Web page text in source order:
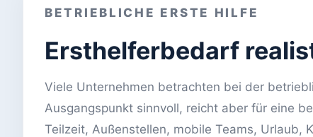
BETRIEBLICHE ERSTE HILFE
Ersthelferbedarf
Viele Unternehmen betrachten bei der
Ausgangspunkt sinnvoll, reicht aber für eine
Teilzeit, Außenstellen, mobile Teams, Urlaub,